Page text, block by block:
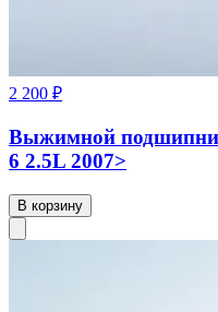
2 200 ₽
Выжимной
6 2.5L 2007>
В корзину